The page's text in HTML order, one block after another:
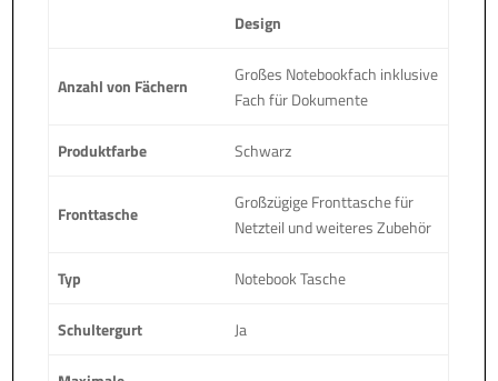
Design
Anzahl von Fächern
Großes Notebookfach inklusive
Fach für Dokumente
Produktfarbe Schwarz
Fronttasche
Großzügige Fronttasche für
Netzteil und weiteres Zubehör
Typ Notebook Tasche
Schultergurt Ja